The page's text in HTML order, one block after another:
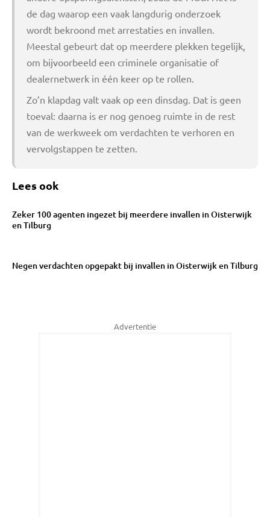
de dag waarop een vaak langdurig onderzoek
wordt bekroond met arrestaties en invallen.
Meestal gebeurt dat op meerdere plekken tegelijk,
om bijvoorbeeld een criminele organisatie of
dealernetwerk in één keer op te rollen.
Zo’n klapdag valt vaak op een dinsdag. Dat is geen
toeval: daarna is er nog genoeg ruimte in de rest
van de werkweek om verdachten te verhoren en
vervolgstappen te zetten.
Lees ook
Zeker 100 agenten ingezet bij meerdere invallen in Oisterwijk
en Tilburg
Negen verdachten opgepakt bij invallen in Oisterwijk en Tilburg
Advertentie